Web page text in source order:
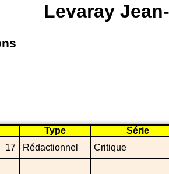
Levaray
Type Série
17
Rédactionnel Critique